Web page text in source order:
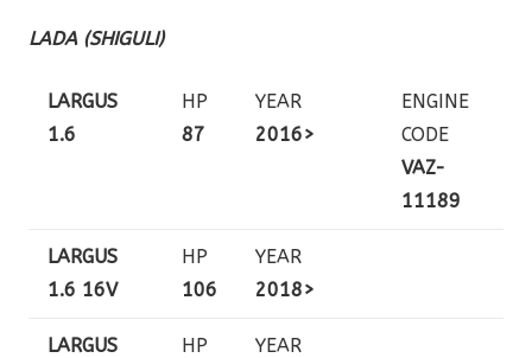
LADA (SHIGULI)
LARGUS
1.6
HP
87
YEAR
2016>
ENGINE
CODE
VAZ-
11189
LARGUS
1.6 16V
HP
106
YEAR
2018>
LARGUS
HP
YEAR